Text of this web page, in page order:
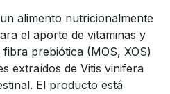
alimento nutricionalmente
el aporte de vitaminas y
prebiótica (MOS, XOS)
extraídos de Vitis vinifera
El producto está